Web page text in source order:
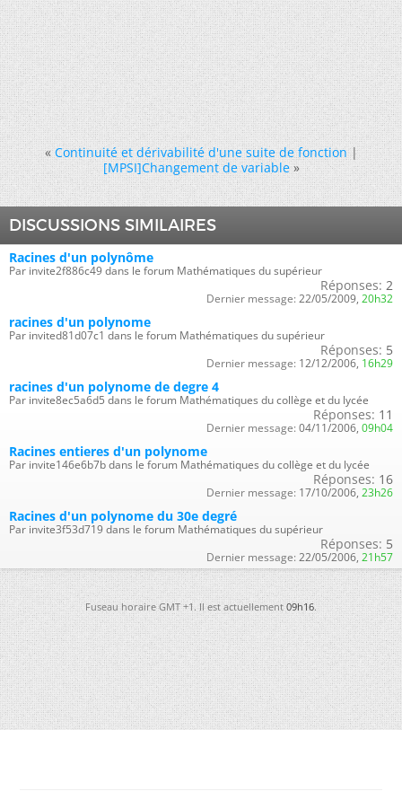
« Continuité et dérivabilité d'une suite de fonction|
[MPSI]Changement de variable »
DISCUSSIONS SIMILAIRES
Racines d'un polynôme
Par invite2f886c49 dans le forum Mathématiques du supérieur
Réponses: 2
Dernier message: 22/05/2009, 20h32
racines d'un polynome
Par invited81d07c1 dans le forum Mathématiques du supérieur
Réponses: 5
Dernier message: 12/12/2006, 16h29
racines d'un polynome de degre 4
Par invite8ec5a6d5 dans le forum Mathématiques du collège et du lycée
Réponses: 11
Dernier message: 04/11/2006, 09h04
Racines entieres d'un polynome
Par invite146e6b7b dans le forum Mathématiques du collège et du lycée
Réponses: 16
Dernier message: 17/10/2006, 23h26
Racines d'un polynome du 30e degré
Par invite3f53d719 dans le forum Mathématiques du supérieur
Réponses: 5
Dernier message: 22/05/2006, 21h57
Fuseau horaire GMT +1. Il est actuellement09h16.